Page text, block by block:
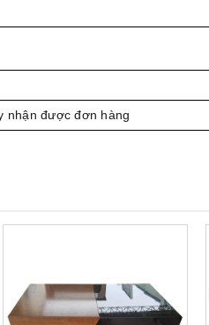
nhận được đơn hàng